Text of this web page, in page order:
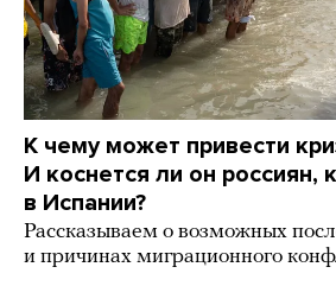
К чему может привести
И коснется ли он россиян,
в Испании?
Рассказываем о возможных
и причинах миграционного